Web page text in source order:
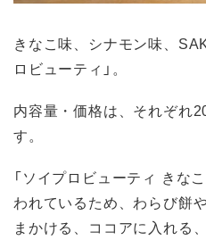
きなこ味、シナモン味、
ロビューティ」。
内容量・価格は、それぞれ
す。
「ソイプロビューティ きな
われているため、わらび餅
まかける、ココアに入れる